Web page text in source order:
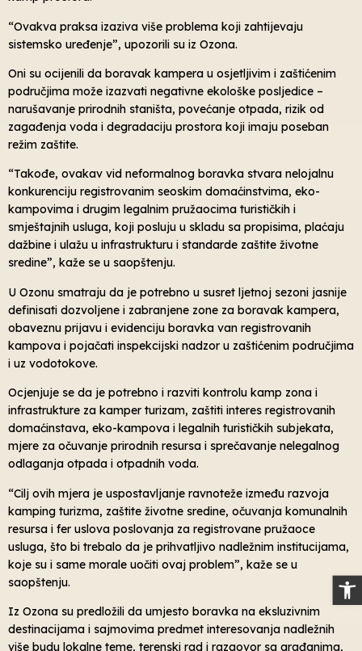
“Ovakva praksa izaziva više problema koji zahtijevaju
sistemsko uređenje”, upozorili su iz Ozona.
Oni su ocijenili da boravak kampera u osjetljivim i zaštićenim
područjima može izazvati negativne ekološke posljedice –
narušavanje prirodnih staništa, povećanje otpada, rizik od
zagađenja voda i degradaciju prostora koji imaju poseban
režim zaštite.
“Takođe, ovakav vid neformalnog boravka stvara nelojalnu
konkurenciju registrovanim seoskim domaćinstvima, eko-
kampovima i drugim legalnim pružaocima turističkih i
smještajnih usluga, koji posluju u skladu sa propisima, plaćaju
dažbine i ulažu u infrastrukturu i standarde zaštite životne
sredine”, kaže se u saopštenju.
U Ozonu smatraju da je potrebno u susret ljetnoj sezoni jasnije
definisati dozvoljene i zabranjene zone za boravak kampera,
obaveznu prijavu i evidenciju boravka van registrovanih
kampova i pojačati inspekcijski nadzor u zaštićenim područjima
i uz vodotokove.
Ocjenjuje se da je potrebno i razviti kontrolu kamp zona i
infrastrukture za kamper turizam, zaštiti interes registrovanih
domaćinstava, eko-kampova i legalnih turističkih subjekata,
mjere za očuvanje prirodnih resursa i sprečavanje nelegalnog
odlaganja otpada i otpadnih voda.
“Cilj ovih mjera je uspostavljanje ravnoteže između razvoja
kamping turizma, zaštite životne sredine, očuvanja komunalnih
resursa i fer uslova poslovanja za registrovane pružaoce
usluga, što bi trebalo da je prihvatljivo nadležnim institucijama,
koje su i same morale uočiti ovaj problem”, kaže se u
saopštenju.
Iz Ozona su predložili da umjesto boravka na eksluzivnim
destinacijama i sajmovima predmet interesovanja nadležnih
više budu lokalne teme, terenski rad i razgovor sa građanima,